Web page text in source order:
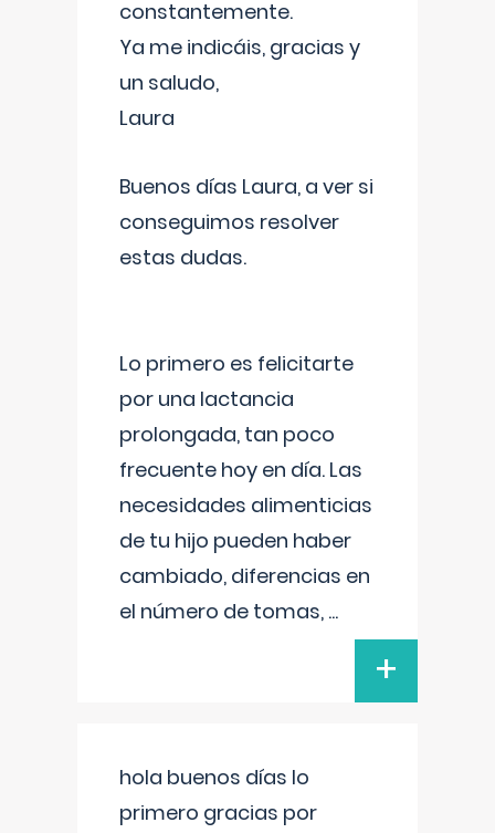
constantemente.
Ya me indicáis, gracias y
un saludo,
Laura
Buenos días Laura, a ver si
conseguimos resolver
estas dudas.
Lo primero es felicitarte
por una lactancia
prolongada, tan poco
frecuente hoy en día. Las
necesidades alimenticias
de tu hijo pueden haber
cambiado, diferencias en
el número de tomas, ...
+
hola buenos días lo
primero gracias por